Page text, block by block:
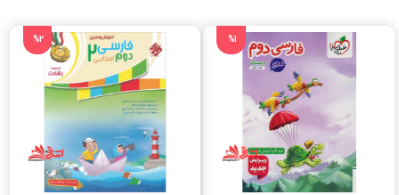
latest